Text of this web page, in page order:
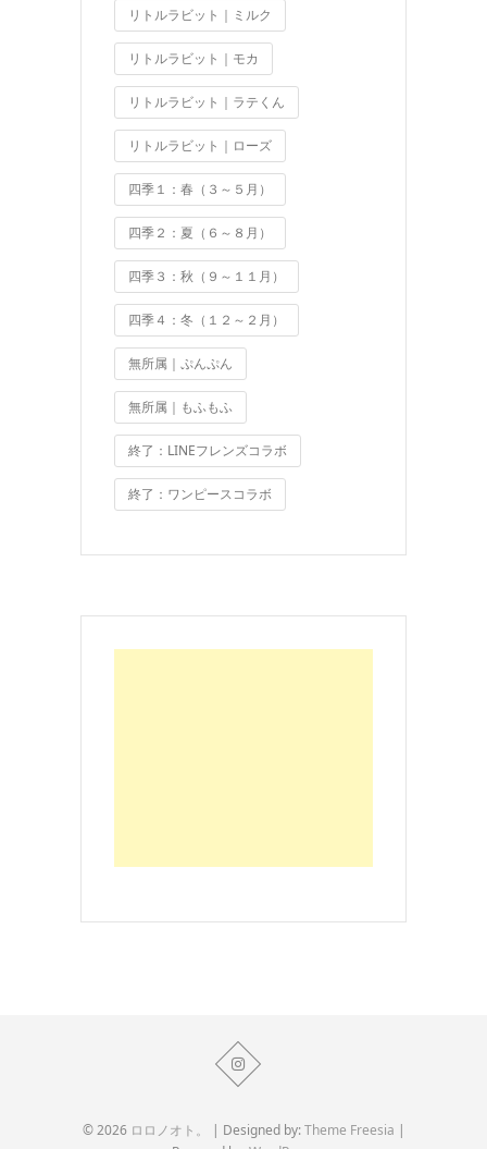
リトルラビット｜ミルク
リトルラビット｜モカ
リトルラビット｜ラテくん
リトルラビット｜ローズ
四季１：春（３～５月）
四季２：夏（６～８月）
四季３：秋（９～１１月）
四季４：冬（１２～２月）
無所属｜ぷんぷん
無所属｜もふもふ
終了：LINEフレンズコラボ
終了：ワンピースコラボ
© 2026 ロロノオト。 | Designed by:Theme Freesia |